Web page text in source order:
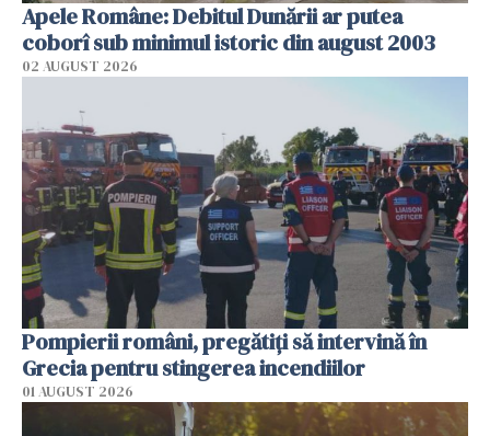
Apele Române: Debitul Dunării ar putea
coborî sub minimul istoric din august 2003
02 AUGUST 2026
Pompierii români, pregătiţi să intervină în
Grecia pentru stingerea incendiilor
01 AUGUST 2026